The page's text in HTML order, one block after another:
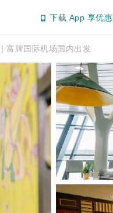
下载 App 享优惠
富牌国际机场国内出发